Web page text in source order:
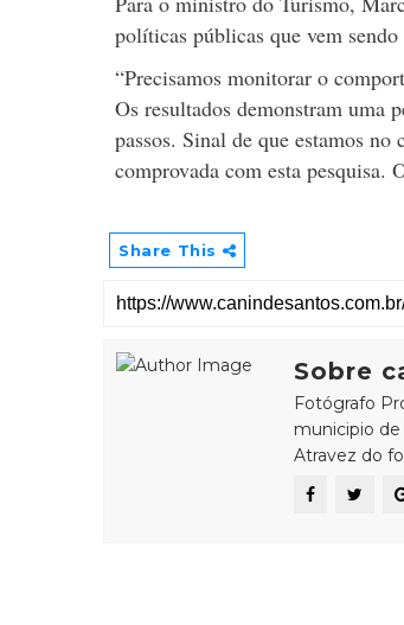
políticas públicas que vem sendo
“Precisamos monitorar o
Os resultados demonstram uma
passos. Sinal de que estamos
comprovada com esta pesquisa.
Share This
Sobre
Fotógrafo
municipio de
Atravez do